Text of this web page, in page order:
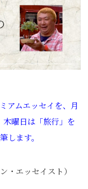
アムエッセイを、月
曜日は「旅行」を
します。
・エッセイスト）